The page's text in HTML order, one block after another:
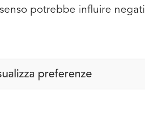
potrebbe influire
preferenze